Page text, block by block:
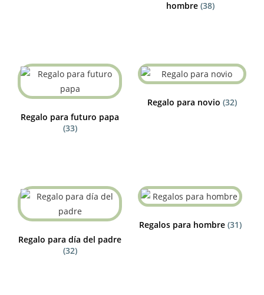
hombre (38)
Regalo para futuro papa
(33)
Regalo para novio (32)
Regalo para día del padre
(32)
Regalos para hombre (31)